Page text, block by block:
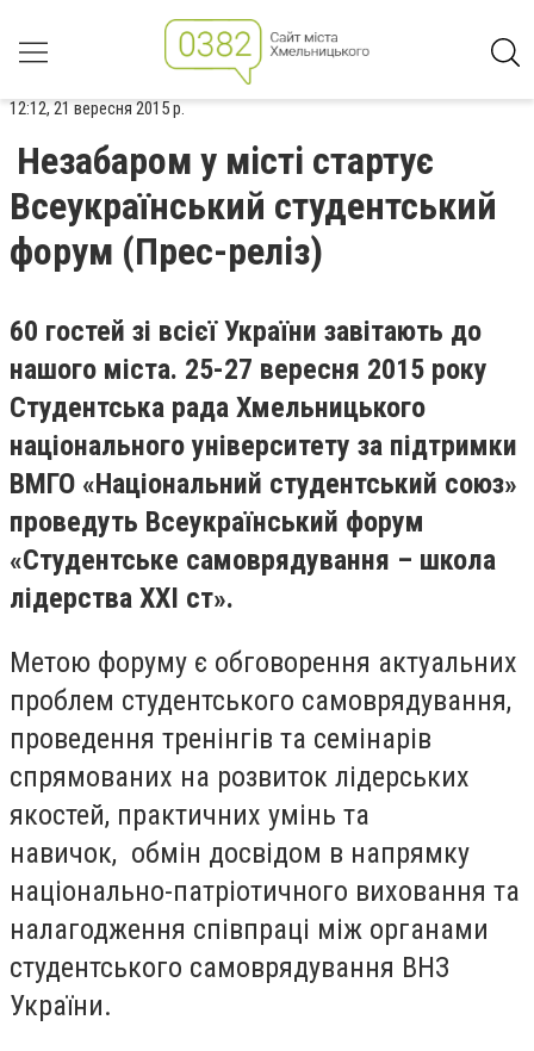
12:12, 21 вересня 2015 р.
Незабаром у місті стартує
Всеукраїнський студентський
форум (Прес-реліз)
60 гостей зі всієї України завітають до
нашого міста. 25-27 вересня 2015 року
Студентська рада Хмельницького
національного університету за підтримки
ВМГО «Національний студентський союз»
проведуть Всеукраїнський форум
«Студентське самоврядування – школа
лідерства ХХІ ст».
Метою форуму є обговорення актуальних
проблем студентського самоврядування,
проведення тренінгів та семінарів
спрямованих на розвиток лідерських
якостей, практичних умінь та
навичок, обмін досвідом в напрямку
національно-патріотичного виховання та
налагодження співпраці між органами
студентського самоврядування ВНЗ
України.